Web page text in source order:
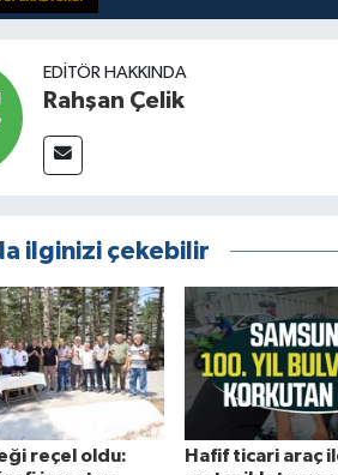
EDITÖR HAKKINDA
Rahşan Çelik
ilginizi çekebilir
reçel oldu:
Hafif ticari araç